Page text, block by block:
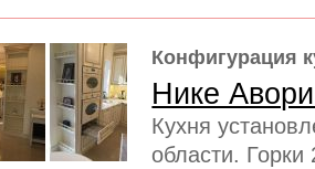
Конфигурация
Нике
Кухня
области.